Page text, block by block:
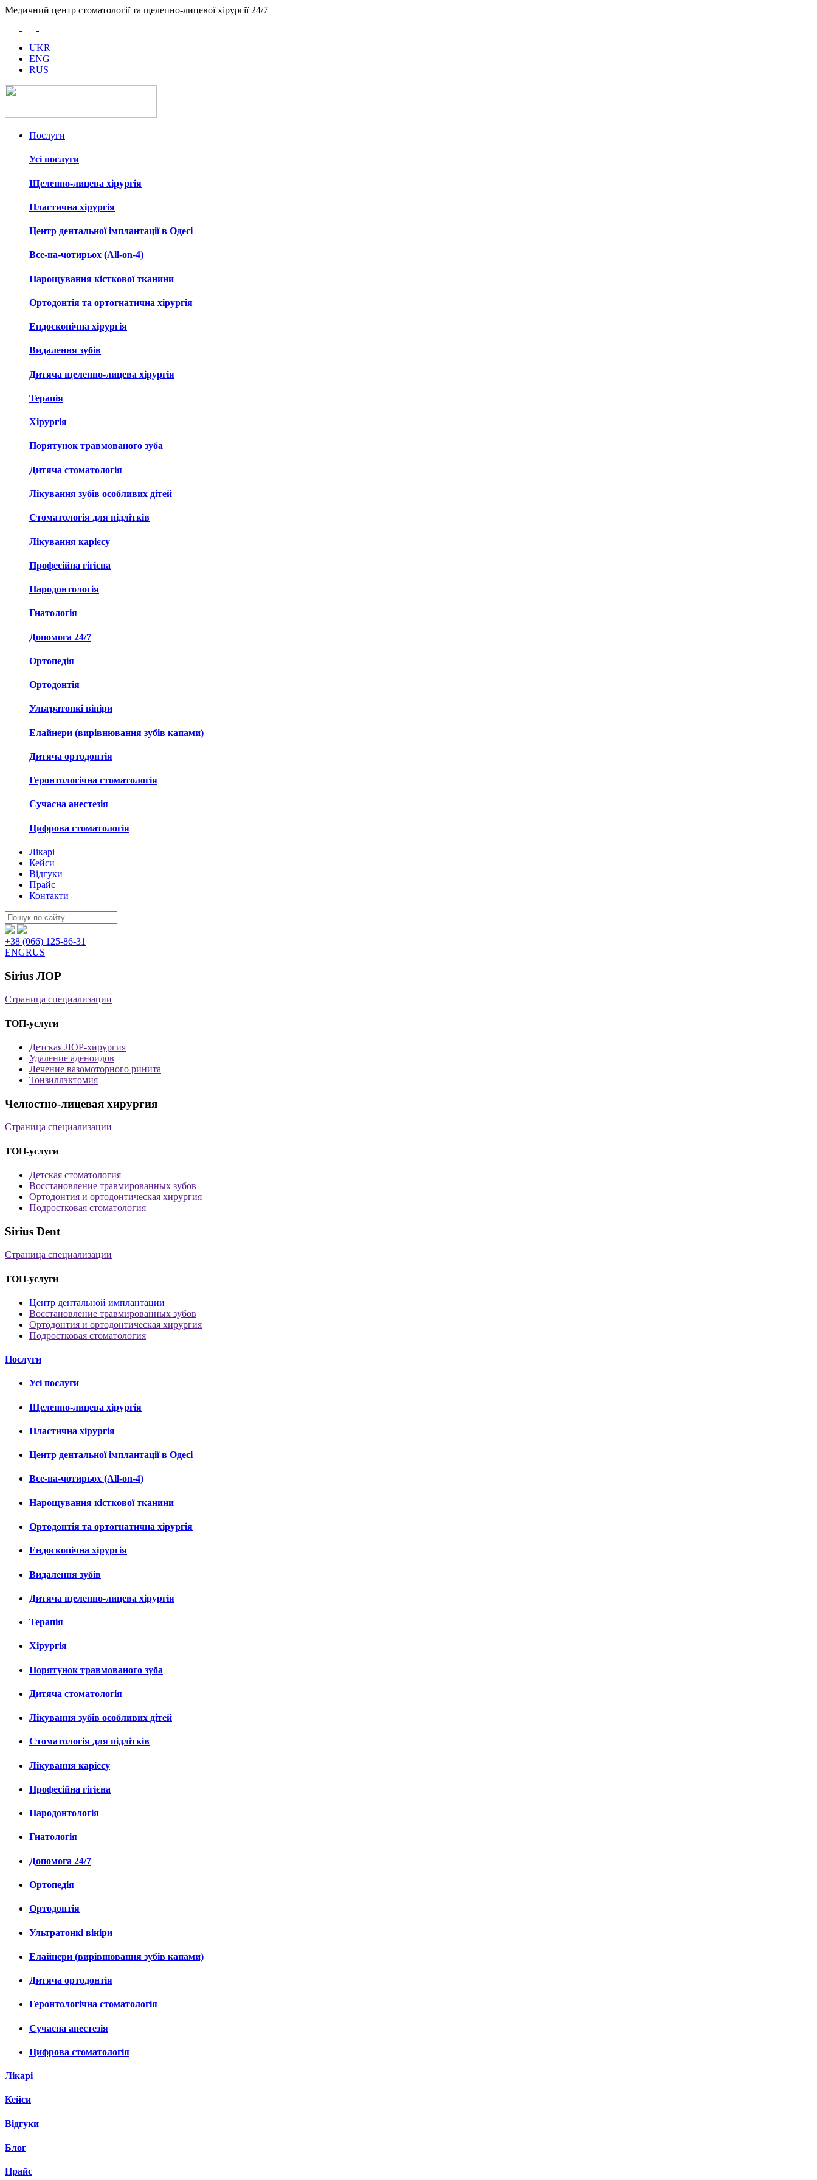
Медичний центр стоматології та щелепно-лицевої хірургії 24/7
UKR
ENG
RUS
Послуги
Усі послуги
Щелепно-лицева хірургія
Пластична хірургія
Центр дентальної імплантації в Одесі
Все-на-чотирьох (All-on-4)
Нарощування кісткової тканини
Ортодонтія та ортогнатична хірургія
Ендоскопічна хірургія
Видалення зубів
Дитяча щелепно-лицева хірургія
Терапія
Хірургія
Порятунок травмованого зуба
Дитяча стоматологія
Лікування зубів особливих дітей
Стоматологія для підлітків
Лікування карієсу
Професійна гігієна
Пародонтологія
Гнатологія
Допомога 24/7
Ортопедія
Ортодонтія
Ультратонкі вініри
Елайнери (вирівнювання зубів капами)
Дитяча ортодонтія
Геронтологічна стоматологія
Сучасна анестезія
Цифрова стоматологія
Лікарі
Кейси
Відгуки
Прайс
Контакти
Пошук:
+38 (066) 125-86-31
ENGRUS
Sirius ЛОР
Страница специализации
ТОП-услуги
Детская ЛОР-хирургия
Удаление аденоидов
Лечение вазомоторного ринита
Тонзиллэктомия
Челюстно-лицевая хирургия
Страница специализации
ТОП-услуги
Детская стоматология
Восстановление травмированных зубов
Ортодонтия и ортодонтическая хирургия
Подростковая стоматология
Sirius Dent
Страница специализации
ТОП-услуги
Центр дентальной имплантации
Восстановление травмированных зубов
Ортодонтия и ортодонтическая хирургия
Подростковая стоматология
Послуги
Усі послуги
Щелепно-лицева хірургія
Пластична хірургія
Центр дентальної імплантації в Одесі
Все-на-чотирьох (All-on-4)
Нарощування кісткової тканини
Ортодонтія та ортогнатична хірургія
Ендоскопічна хірургія
Видалення зубів
Дитяча щелепно-лицева хірургія
Терапія
Хірургія
Порятунок травмованого зуба
Дитяча стоматологія
Лікування зубів особливих дітей
Стоматологія для підлітків
Лікування карієсу
Професійна гігієна
Пародонтологія
Гнатологія
Допомога 24/7
Ортопедія
Ортодонтія
Ультратонкі вініри
Елайнери (вирівнювання зубів капами)
Дитяча ортодонтія
Геронтологічна стоматологія
Сучасна анестезія
Цифрова стоматологія
Лікарі
Кейси
Відгуки
Блог
Прайс